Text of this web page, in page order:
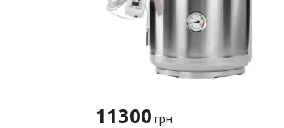
11300 грн